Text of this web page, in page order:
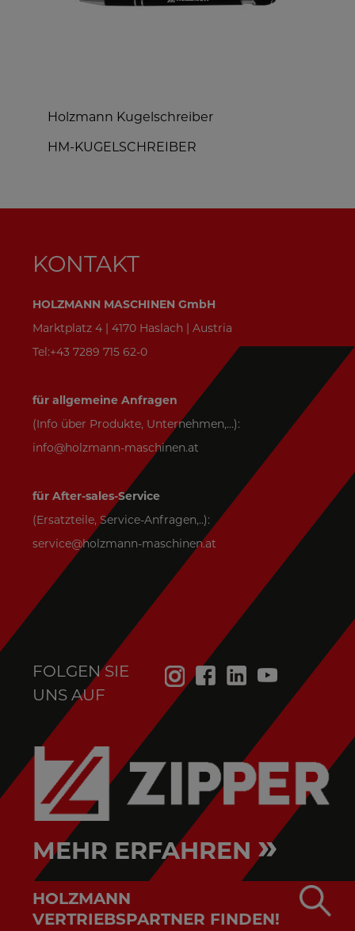
Holzmann Kugelschreiber
HM-KUGELSCHREIBER
KONTAKT
HOLZMANN MASCHINEN GmbH
Marktplatz 4 | 4170 Haslach | Austria
Tel:+43 7289 715 62-0
für allgemeine Anfragen
(Info über Produkte, Unternehmen,...):
info@holzmann-maschinen.at
für After-sales-Service
(Ersatzteile, Service-Anfragen,..):
service@holzmann-maschinen.at
FOLGEN SIE
UNS AUF
MEHR ERFAHREN »
HOLZMANN
VERTRIEBSPARTNER FINDEN!